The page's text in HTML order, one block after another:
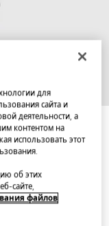
для
сайта и
деятельности, а
контентом на
использовать этот
об этих
сайте,
файлов